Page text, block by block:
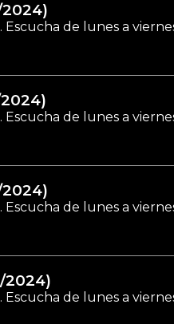
de lunes a
de lunes a
de lunes a
2024)
de lunes a